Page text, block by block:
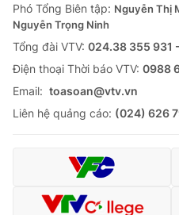
Phó Tổng Biên tập: Nguyễn Thị
Nguyễn Trọng Ninh
Tổng đài VTV: 024.38 355 931
Ðiện thoại Thời báo VTV: 0988
Email: toasoan@vtv.vn
Liên hệ quảng cáo: (024) 626